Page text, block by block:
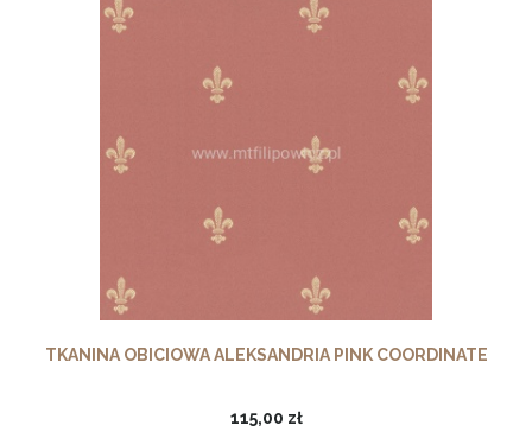
TKANINA OBICIOWA ALEKSANDRIA PINK COORDINATE
115,00 zł